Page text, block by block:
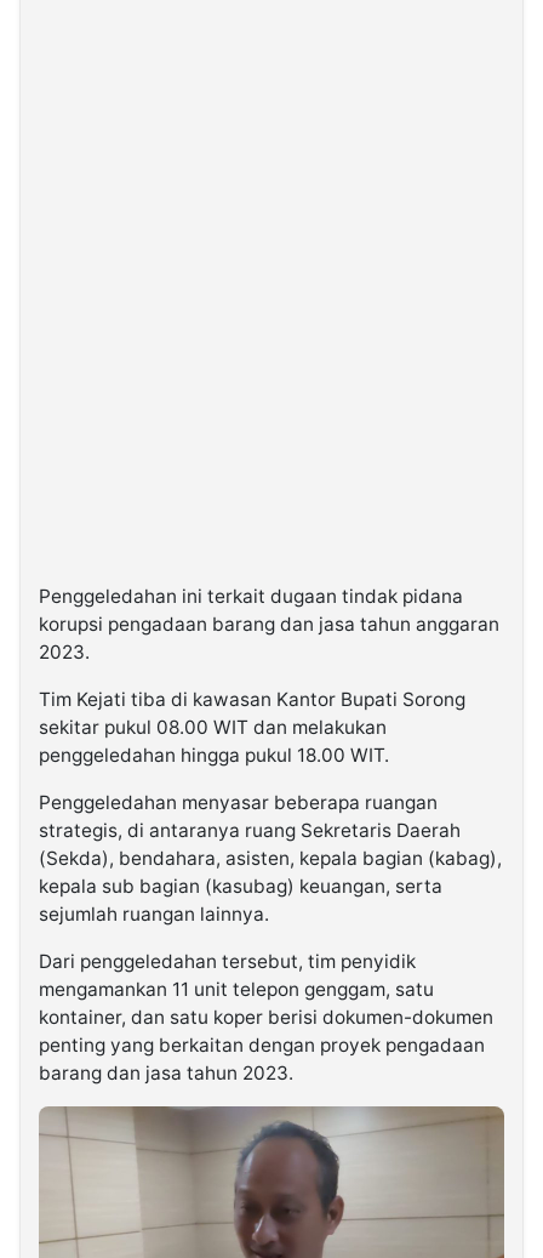
Penggeledahan ini terkait dugaan tindak pidana
korupsi pengadaan barang dan jasa tahun anggaran
2023.
Tim Kejati tiba di kawasan Kantor Bupati Sorong
sekitar pukul 08.00 WIT dan melakukan
penggeledahan hingga pukul 18.00 WIT.
Penggeledahan menyasar beberapa ruangan
strategis, di antaranya ruang Sekretaris Daerah
(Sekda), bendahara, asisten, kepala bagian (kabag),
kepala sub bagian (kasubag) keuangan, serta
sejumlah ruangan lainnya.
Dari penggeledahan tersebut, tim penyidik
mengamankan 11 unit telepon genggam, satu
kontainer, dan satu koper berisi dokumen-dokumen
penting yang berkaitan dengan proyek pengadaan
barang dan jasa tahun 2023.